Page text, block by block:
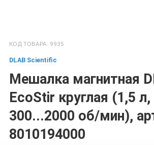
КОД ТОВАРА: 9935
DLAB Scientific
Мешалка магнитная
EcoStir круглая (1,5 л,
300...2000 об/мин),
8010194000